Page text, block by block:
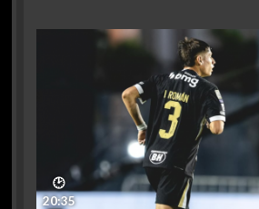
🕑
20:35